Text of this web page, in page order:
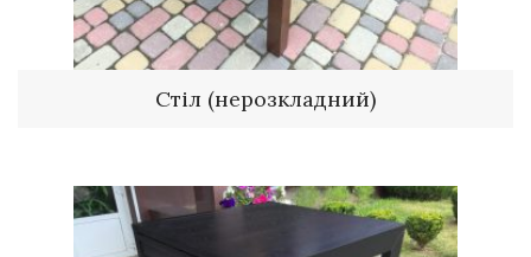
Стіл (нерозкладний)